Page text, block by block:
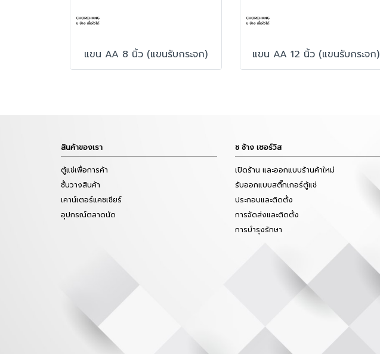
แขน AA 8 นิ้ว (แขนรับกระจก) แขน AA 12 นิ้ว (แขนรับกระจก)
สินค้าของเรา
ตู้แช่เพื่อการค้า
ชั้นวางสินค้า
เคาน์เตอร์แคชเชียร์
อุปกรณ์ตลาดนัด
ช ช้าง เซอร์วิส
เปิดร้าน และออกแบบร้านค้าใหม่
รับออกแบบสติ๊กเกอร์ตู้แช่
ประกอบและติดตั้ง
การจัดส่งและติดตั้ง
การบำรุงรักษา